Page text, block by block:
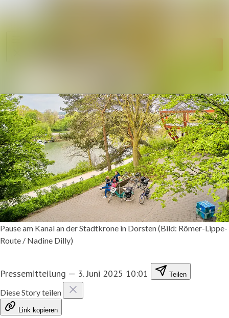
Pause am Kanal an der Stadtkrone in Dorsten (Bild: Römer-Lippe-
Route / Nadine Dilly)
Pressemitteilung — 3. Juni 2025 10:01 Teilen
Diese Story teilen
Link kopieren